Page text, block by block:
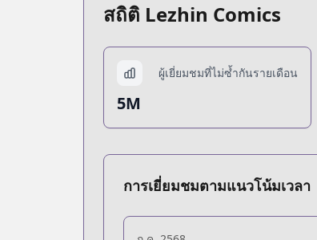
สถิติ Lezhin Comics
ผู้เยี่ยมชมที่ไม่ซ้ำกันรายเดือน
5M
การเยี่ยมชมตามแนวโน้มเวลา